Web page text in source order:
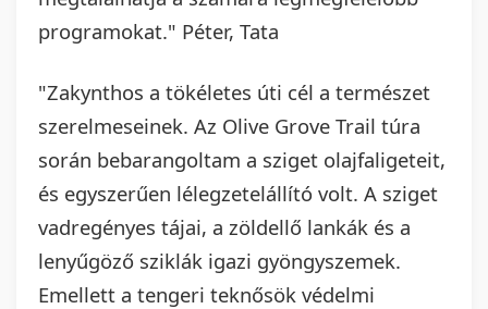
programokat." Péter, Tata
"Zakynthos a tökéletes úti cél a természet
szerelmeseinek. Az Olive Grove Trail túra
során bebarangoltam a sziget olajfaligeteit,
és egyszerűen lélegzetelállító volt. A sziget
vadregényes tájai, a zöldellő lankák és a
lenyűgöző sziklák igazi gyöngyszemek.
Emellett a tengeri teknősök védelmi